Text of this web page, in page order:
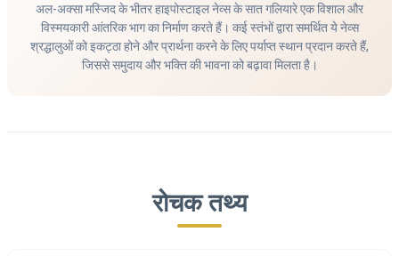
अल-अक्सा मस्जिद के भीतर हाइपोस्टाइल नेव्स के सात गलियारे एक विशाल और
विस्मयकारी आंतरिक भाग का निर्माण करते हैं। कई स्तंभों द्वारा समर्थित ये नेव्स
श्रद्धालुओं को इकट्ठा होने और प्रार्थना करने के लिए पर्याप्त स्थान प्रदान करते हैं,
जिससे समुदाय और भक्ति की भावना को बढ़ावा मिलता है।
रोचक तथ्य